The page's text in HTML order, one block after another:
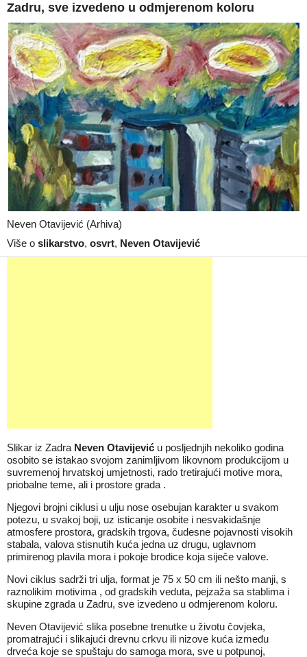
Zadru, sve izvedeno u odmjerenom koloru
Neven Otavijević (Arhiva)
Više o slikarstvo, osvrt, Neven Otavijević
Slikar iz Zadra Neven Otavijević u posljednjih nekoliko godina
osobito se istakao svojom zanimljivom likovnom produkcijom u
suvremenoj hrvatskoj umjetnosti, rado tretirajući motive mora,
priobalne teme, ali i prostore grada .
Njegovi brojni ciklusi u ulju nose osebujan karakter u svakom
potezu, u svakoj boji, uz isticanje osobite i nesvakidašnje
atmosfere prostora, gradskih trgova, čudesne pojavnosti visokih
stabala, valova stisnutih kuća jedna uz drugu, uglavnom
primirenog plavila mora i pokoje brodice koja siječe valove.
Novi ciklus sadrži tri ulja, format je 75 x 50 cm ili nešto manji, s
raznolikim motivima , od gradskih veduta, pejzaža sa stablima i
skupine zgrada u Zadru, sve izvedeno u odmjerenom koloru.
Neven Otavijević slika posebne trenutke u životu čovjeka,
promatrajući i slikajući drevnu crkvu ili nizove kuća između
drveća koje se spuštaju do samoga mora, sve u potpunoj,